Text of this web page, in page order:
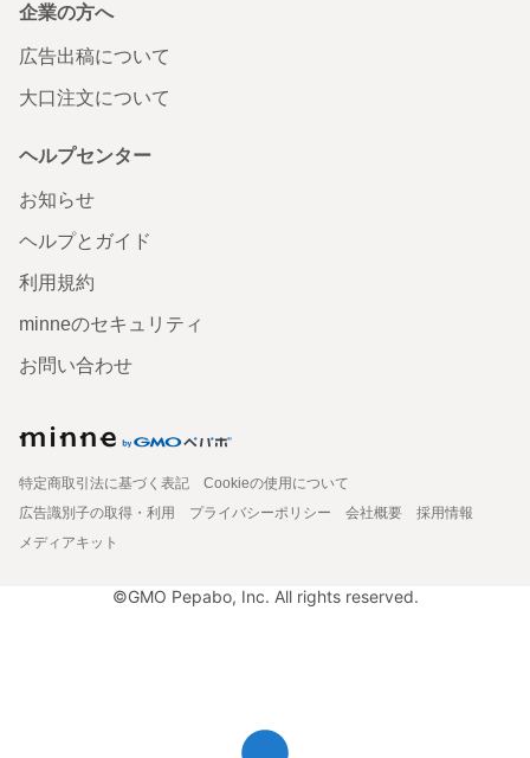
企業の方へ
広告出稿について
大口注文について
ヘルプセンター
お知らせ
ヘルプとガイド
利用規約
minneのセキュリティ
お問い合わせ
特定商取引法に基づく表記
Cookieの使用について
広告識別子の取得・利用
プライバシーポリシー 会社概要
採用情報
メディアキット
©GMO Pepabo, Inc. All rights reserved.